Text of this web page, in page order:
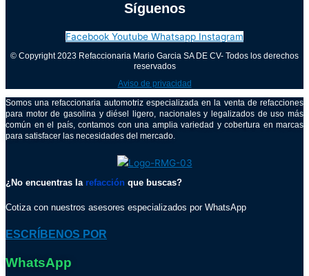
Síguenos
Facebook Youtube Whatsapp Instagram
© Copyright 2023 Refaccionaria Mario Garcia SA DE CV- Todos los derechos
reservados
Aviso de privacidad
Somos una refaccionaria automotriz especializada en la venta de refacciones
para motor de gasolina y diésel ligero, nacionales y legalizados de uso más
común en el país, contamos con una amplia variedad y cobertura en marcas
para satisfacer las necesidades del mercado.
¿No encuentras la refacción que buscas?
Cotiza con nuestros asesores especializados por WhatsApp
ESCRÍBENOS POR
WhatsApp